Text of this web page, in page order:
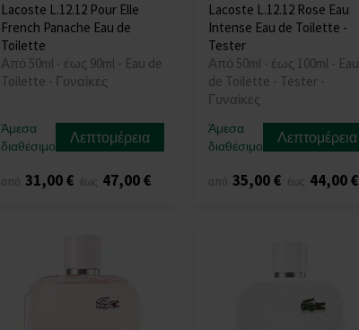
Lacoste L.12.12 Pour Elle
French Panache Eau de
Toilette
Από 50ml - έως 90ml - Eau de
Toilette - Γυναίκες
Άμεσα
διαθέσιμο
Λεπτομέρεια
από 31,00 € έως 47,00 €
Lacoste L.12.12 Rose Eau
Intense Eau de Toilette -
Tester
Από 50ml - έως 100ml - Eau
de Toilette - Tester -
Γυναίκες
Άμεσα
διαθέσιμο
Λεπτομέρεια
από 35,00 € έως 44,00 €